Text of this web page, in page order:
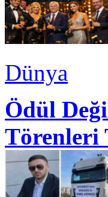
Dünya
Ödül
Törenleri